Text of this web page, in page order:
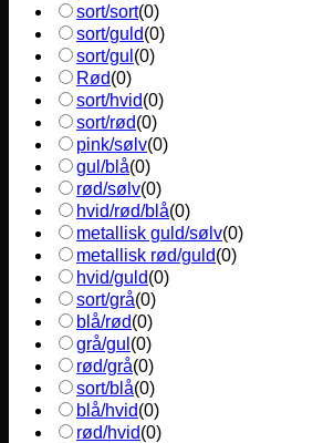
sort/sort(0)
sort/guld(0)
sort/gul (0)
Rød(0)
sort/hvid(0)
sort/rød(0)
pink/sølv(0)
gul/blå(0)
rød/sølv(0)
hvid/rød/blå(0)
metallisk guld/sølv(0)
metallisk rød/guld(0)
hvid/guld(0)
sort/grå(0)
blå/rød(0)
grå/gul (0)
rød/grå(0)
sort/blå(0)
blå/hvid(0)
rød/hvid(0)